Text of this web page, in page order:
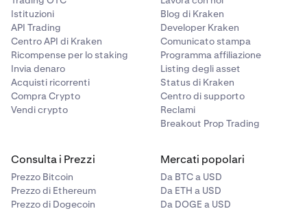
Istituzioni
API Trading
Centro API di Kraken
Ricompense per lo staking
Invia denaro
Acquisti ricorrenti
Compra Crypto
Vendi crypto
Blog di Kraken
Developer Kraken
Comunicato stampa
Programma affiliazione
Listing degli asset
Status di Kraken
Centro di supporto
Reclami
Breakout Prop Trading
Consulta i Prezzi
Prezzo Bitcoin
Prezzo di Ethereum
Prezzo di Dogecoin
Mercati popolari
Da BTC a USD
Da ETH a USD
Da DOGE a USD